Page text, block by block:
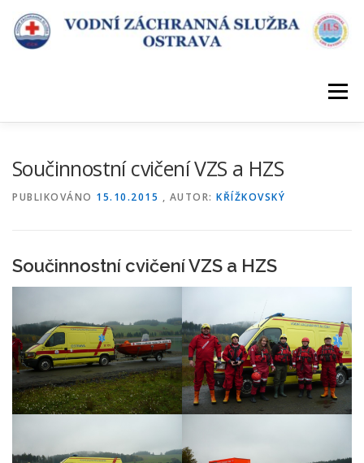
obsah
Menu
Součinnostní cvičení VZS a HZS
PUBLIKOVÁNO 15.10.2015 , AUTOR: KŘÍŽKOVSKÝ
Součinnostní cvičení VZS a HZS